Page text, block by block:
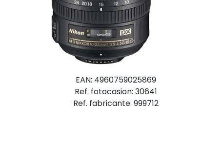
EAN: 4960759025869
Ref. fotocasion: 30641
Ref. fabricante: 999712